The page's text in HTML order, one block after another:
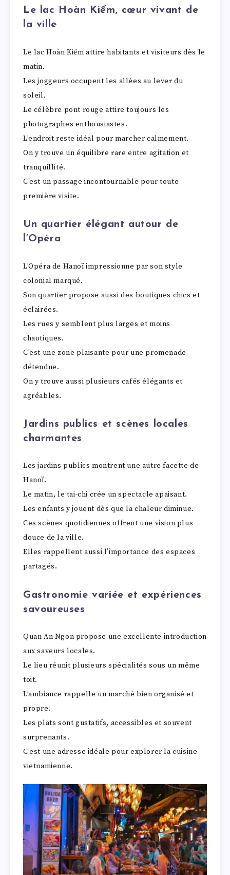
Le lac Hoàn Kiếm, cœur vivant de
la ville
Le lac Hoàn Kiếm attire habitants et visiteurs dès le
matin.
Les joggeurs occupent les allées au lever du
soleil.
Le célèbre pont rouge attire toujours les
photographes enthousiastes.
L’endroit reste idéal pour marcher calmement.
On y trouve un équilibre rare entre agitation et
tranquillité.
C’est un passage incontournable pour toute
première visite.
Un quartier élégant autour de
l’Opéra
L’Opéra de Hanoï impressionne par son style
colonial marqué.
Son quartier propose aussi des boutiques chics et
éclairées.
Les rues y semblent plus larges et moins
chaotiques.
C’est une zone plaisante pour une promenade
détendue.
On y trouve aussi plusieurs cafés élégants et
agréables.
Jardins publics et scènes locales
charmantes
Les jardins publics montrent une autre facette de
Hanoï.
Le matin, le tai-chi crée un spectacle apaisant.
Les enfants y jouent dès que la chaleur diminue.
Ces scènes quotidiennes offrent une vision plus
douce de la ville.
Elles rappellent aussi l’importance des espaces
partagés.
Gastronomie variée et expériences
savoureuses
Quan An Ngon propose une excellente introduction
aux saveurs locales.
Le lieu réunit plusieurs spécialités sous un même
toit.
L’ambiance rappelle un marché bien organisé et
propre.
Les plats sont gustatifs, accessibles et souvent
surprenants.
C’est une adresse idéale pour explorer la cuisine
vietnamienne.